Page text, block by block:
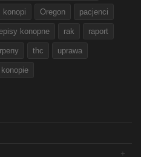
konopi Oregon pacjenci
konopne rak raport
thc uprawa